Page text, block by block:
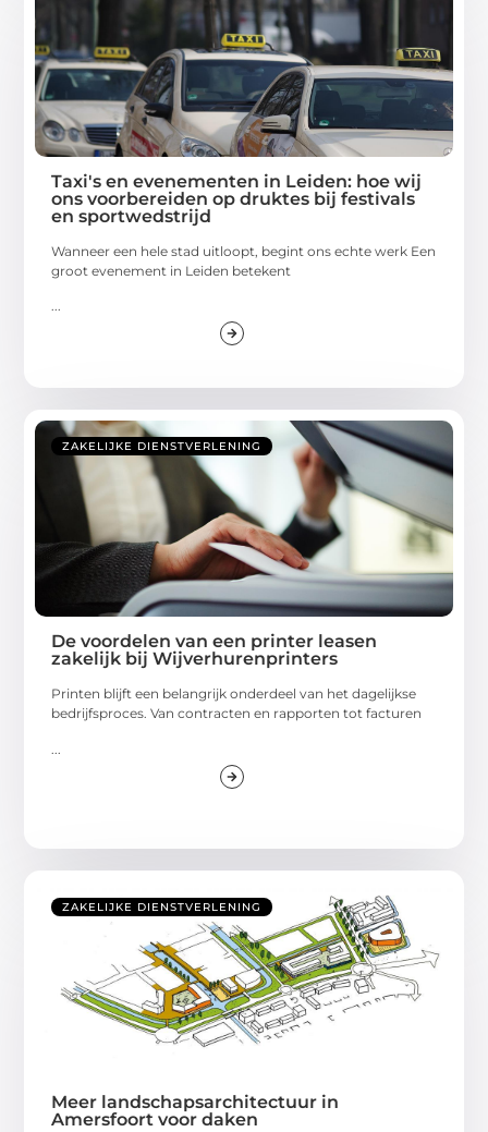
Taxi's en evenementen in Leiden: hoe wij
ons voorbereiden op druktes bij festivals
en sportwedstrijd
Wanneer een hele stad uitloopt, begint ons echte werk Een
groot evenement in Leiden betekent
...
ZAKELIJKE DIENSTVERLENING
De voordelen van een printer leasen
zakelijk bij Wijverhurenprinters
Printen blijft een belangrijk onderdeel van het dagelijkse
bedrijfsproces. Van contracten en rapporten tot facturen
ZAKELIJKE DIENSTVERLENING
Meer landschapsarchitectuur in
Amersfoort voor daken